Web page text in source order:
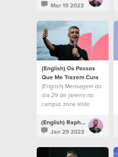
Mar 19 2023
(English) Os Passos
Que Me Trazem Cura
(English) Mensagem do
dia 29 de janeiro no
campus zona leste
(English) Raphael Galante
Jan 29 2023